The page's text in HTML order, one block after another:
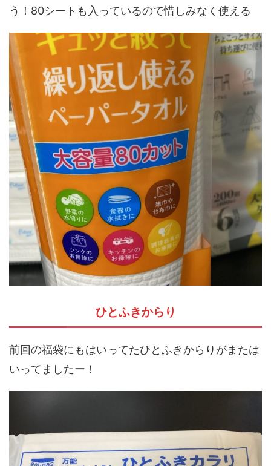
う！80シートも入っているので惜しみなく使える
ひとふきからり
前回の福袋にもはいってたひとふきからりがまたは
いってましたー！